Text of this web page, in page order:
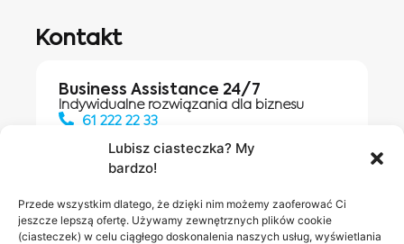
Lubisz ciasteczka? My
bardzo!
Przede wszystkim dlatego, że dzięki nim możemy zaoferować Ci
jeszcze lepszą ofertę. Używamy zewnętrznych plików cookie
(ciasteczek) w celu ciągłego doskonalenia naszych usług, wyświetlania
Kontakt
Business Assistance 24/7
Indywidualne rozwiązania dla biznesu
61 222 22 33